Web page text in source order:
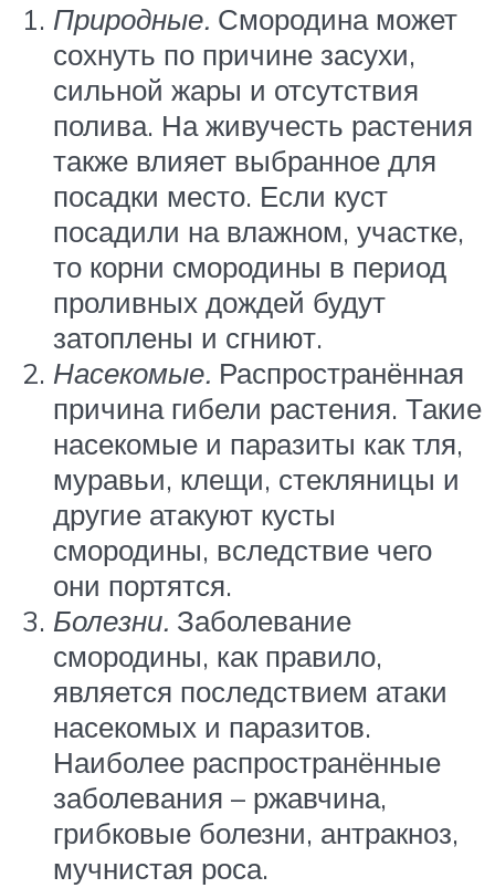
Природные. Смородина может
сохнуть по причине засухи,
сильной жары и отсутствия
полива. На живучесть растения
также влияет выбранное для
посадки место. Если куст
посадили на влажном, участке,
то корни смородины в период
проливных дождей будут
затоплены и сгниют.
Насекомые. Распространённая
причина гибели растения. Такие
насекомые и паразиты как тля,
муравьи, клещи, стекляницы и
другие атакуют кусты
смородины, вследствие чего
они портятся.
Болезни. Заболевание
смородины, как правило,
является последствием атаки
насекомых и паразитов.
Наиболее распространённые
заболевания – ржавчина,
грибковые болезни, антракноз,
мучнистая роса.